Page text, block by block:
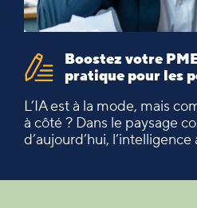
Boostez votre
pratique pour les
L’IA est à la mode, mais
à côté ? Dans le paysage
d’aujourd’hui,